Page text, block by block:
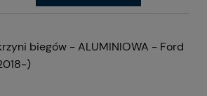
biegów - ALUMINIOWA - Ford
)